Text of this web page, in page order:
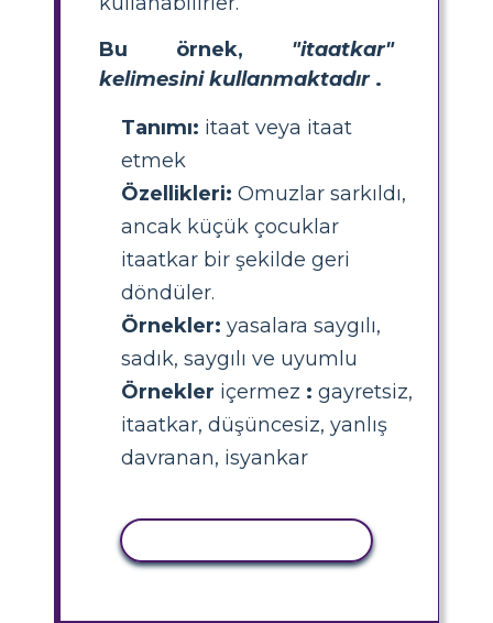
Bu örnek, "itaatkar"
kelimesini kullanmaktadır.
Tanımı: itaat veya itaat
etmek
Özellikleri: Omuzlar sarkıldı,
ancak küçük çocuklar
itaatkar bir şekilde geri
döndüler.
Örnekler: yasalara saygılı,
sadık, saygılı ve uyumlu
Örnekler içermez : gayretsiz,
itaatkar, düşüncesiz, yanlış
davranan, isyankar